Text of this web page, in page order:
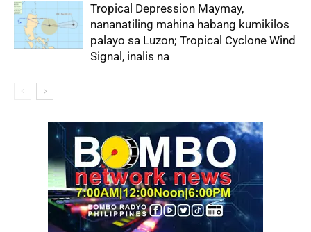
Tropical Depression Maymay,
nananatiling mahina habang kumikilos
palayo sa Luzon; Tropical Cyclone Wind
Signal, inalis na